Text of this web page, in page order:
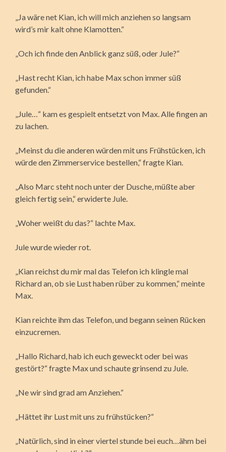
„Ja wäre net Kian, ich will mich anziehen so langsam
wird’s mir kalt ohne Klamotten.“
„Och ich finde den Anblick ganz süß, oder Jule?“
„Hast recht Kian, ich habe Max schon immer süß
gefunden.“
„Jule…“ kam es gespielt entsetzt von Max. Alle fingen an
zu lachen.
„Meinst du die anderen würden mit uns Frühstücken, ich
würde den Zimmerservice bestellen,“ fragte Kian.
„Also Marc steht noch unter der Dusche, müßte aber
gleich fertig sein,“ erwiderte Jule.
„Woher weißt du das?“ lachte Max.
Jule wurde wieder rot.
„Kian reichst du mir mal das Telefon ich klingle mal
Richard an, ob sie Lust haben rüber zu kommen,“ meinte
Max.
Kian reichte ihm das Telefon, und begann seinen Rücken
einzucremen.
„Hallo Richard, hab ich euch geweckt oder bei was
gestört?“ fragte Max und schaute grinsend zu Jule.
„Ne wir sind grad am Anziehen.“
„Hättet ihr Lust mit uns zu frühstücken?“
„Natürlich, sind in einer viertel stunde bei euch…ähm bei